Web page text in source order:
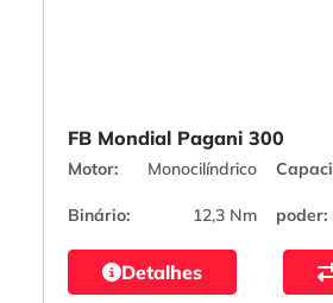
FB Mondial Pagani 300
Motor: Monocilíndrico
Binário:
12,3 Nm poder:
Detalhes